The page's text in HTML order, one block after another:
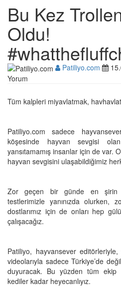
Bu Kez
Oldu!
Patiliyo.com
Yorum
Tüm kalpleri miyavlatmak,
Patiliyo.com sadece
köşesinde hayvan sevgisi
yansıtamamış insanlar için de var.
hayvan sevgisini ulaşabildiğimiz
Zor geçen bir günde en şirin
testlerimizle yanınızda olurken,
dostlarımız için de onları hep
çalışacağız.
Patiliyo, hayvansever
videolarıyla sadece Türkiye’de
duyuracak. Bu yüzden tüm ekip
kediler kadar heyecanlıyız.